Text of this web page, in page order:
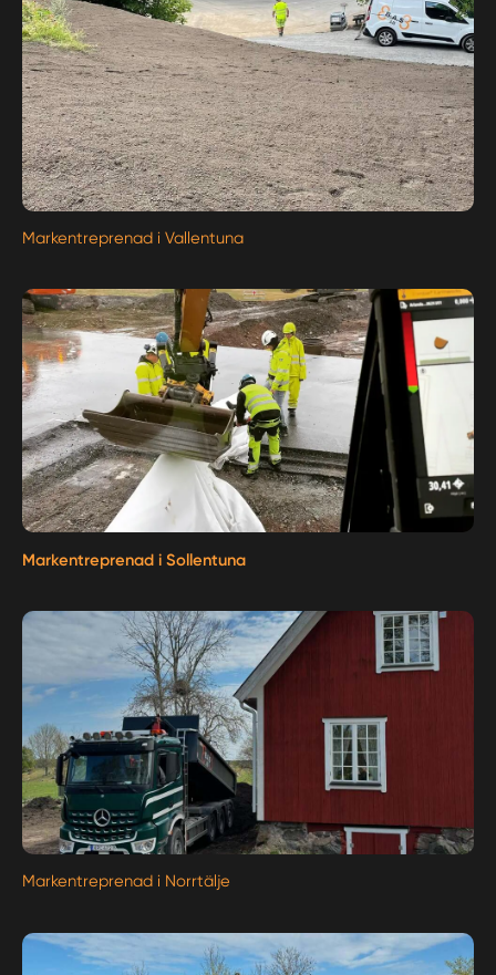
Markentreprenad i Vallentuna
Markentreprenad i Sollentuna
Markentreprenad i Norrtälje